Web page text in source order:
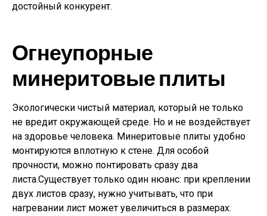
достойный конкурент.
Огнеупорные
минеритовые плиты
Экологически чистый материал, который не только
не вредит окружающей среде. Но и не воздействует
на здоровье человека. Минеритовые плиты удобно
монтируются вплотную к стене. Для особой
прочности, можно понтировать сразу два
листа.Существует только один нюанс: при креплении
двух листов сразу, нужно учитывать, что при
нагревании лист может увеличиться в размерах.